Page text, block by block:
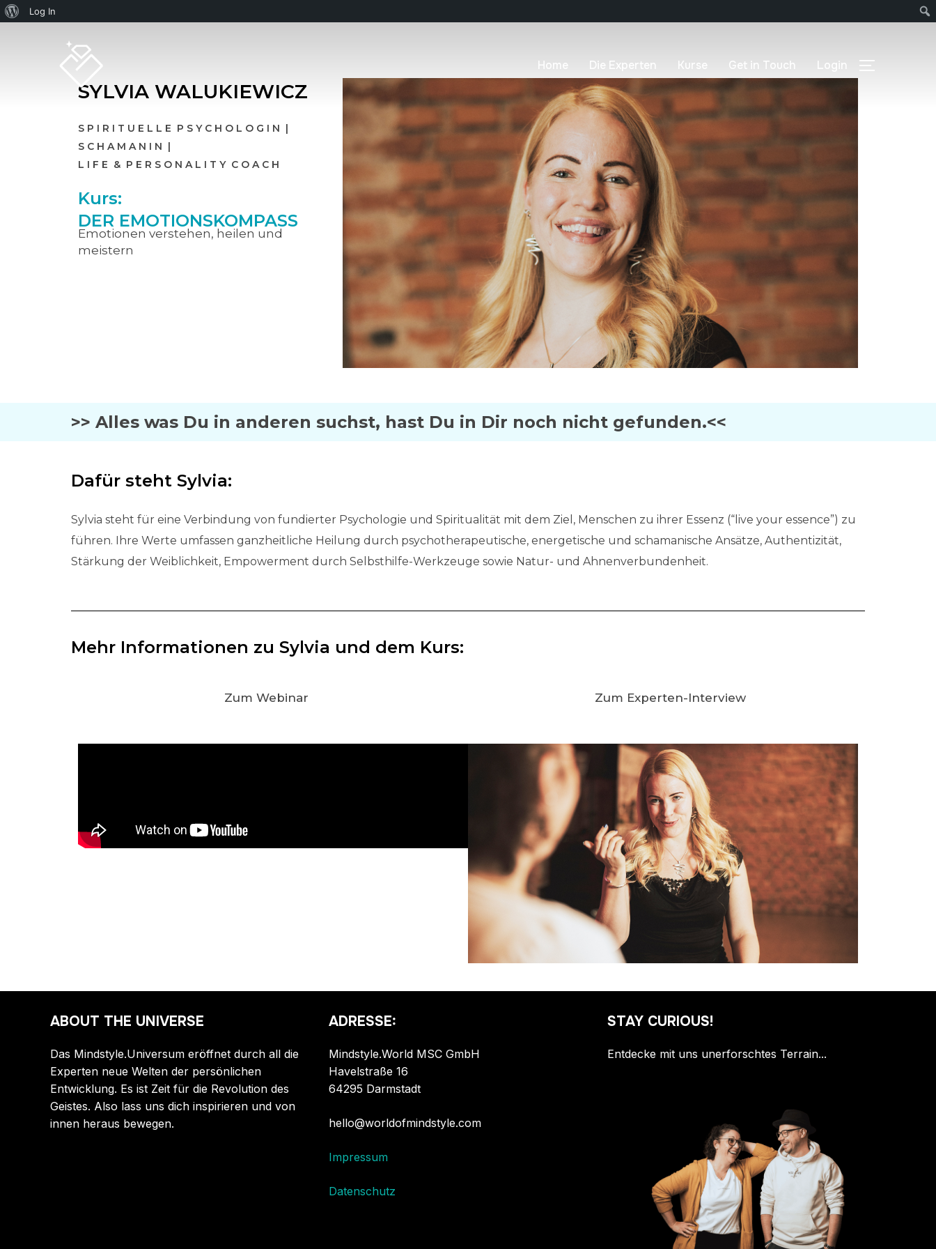
Log In
Home Die Experten Kurse Get in Touch Login
SYLVIA WALUKIEWICZ
S P I R I T U E L L E P S Y C H O L O G I N |
S C H A M A N I N |
L I F E & P E R S O N A L I T Y C O A C H
Kurs:
DER EMOTIONSKOMPASS
Emotionen verstehen, heilen und
meistern
>> Alles was Du in anderen suchst, hast Du in Dir noch nicht gefunden.<<
Dafür steht Sylvia:
Sylvia steht für eine Verbindung von fundierter Psychologie und Spiritualität mit dem Ziel, Menschen zu ihrer Essenz (“live your essence”) zu
führen. Ihre Werte umfassen ganzheitliche Heilung durch psychotherapeutische, energetische und schamanische Ansätze, Authentizität,
Stärkung der Weiblichkeit, Empowerment durch Selbsthilfe-Werkzeuge sowie Natur- und Ahnenverbundenheit.
Mehr Informationen zu Sylvia und dem Kurs:
Zum Webinar Zum Experten-Interview
ABOUT THE UNIVERSE
Das Mindstyle.Universum eröffnet durch all die
Experten neue Welten der persönlichen
Entwicklung. Es ist Zeit für die Revolution des
Geistes. Also lass uns dich inspirieren und von
innen heraus bewegen.
ADRESSE:
Mindstyle.World MSC GmbH
Havelstraße 16
64295 Darmstadt
hello@worldofmindstyle.com
Impressum
Datenschutz
STAY CURIOUS!
Entdecke mit uns unerforschtes Terrain...